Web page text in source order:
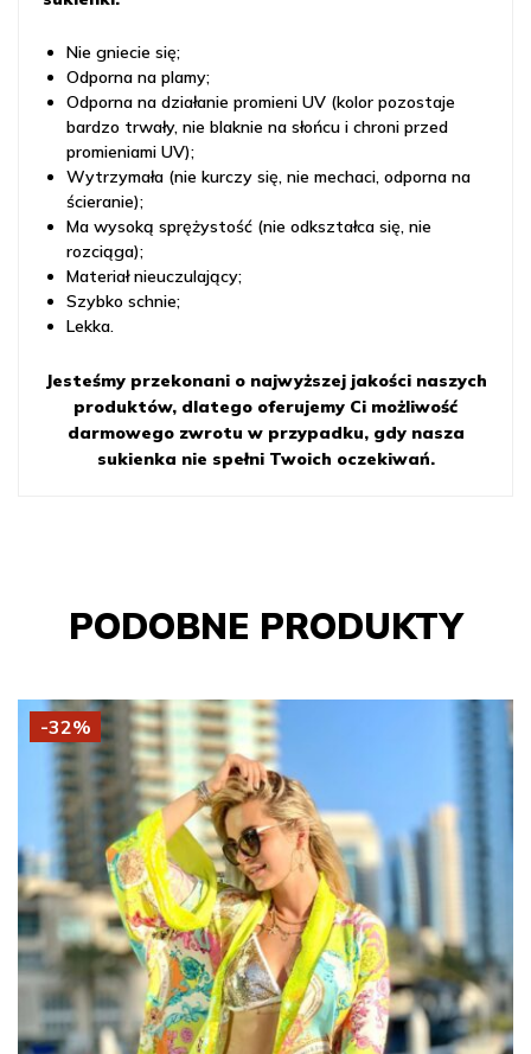
Nie gniecie się;
Odporna na plamy;
Odporna na działanie promieni UV (kolor pozostaje
bardzo trwały, nie blaknie na słońcu i chroni przed
promieniami UV);
Wytrzymała (nie kurczy się, nie mechaci, odporna na
ścieranie);
Ma wysoką sprężystość (nie odkształca się, nie
rozciąga);
Materiał nieuczulający;
Szybko schnie;
Lekka.
Jesteśmy przekonani o najwyższej jakości naszych
produktów, dlatego oferujemy Ci możliwość
darmowego zwrotu w przypadku, gdy nasza
sukienka nie spełni Twoich oczekiwań.
PODOBNE PRODUKTY
-32%